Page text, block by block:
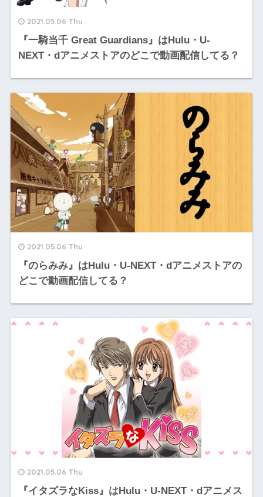
2021.05.06 Thu
『一騎当千 Great Guardians』はHulu・U-
NEXT・dアニメストアのどこで動画配信してる？
2021.05.06 Thu
『のらみみ』はHulu・U-NEXT・dアニメストアの
どこで動画配信してる？
2021.05.06 Thu
『イタズラなKiss』はHulu・U-NEXT・dアニメス